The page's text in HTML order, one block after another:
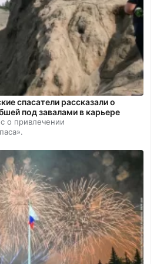
спасатели рассказали о
под завалами в карьере
о привлечении